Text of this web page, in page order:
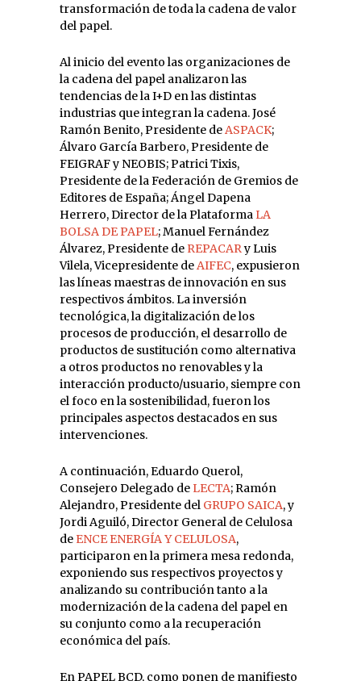
transformación de toda la cadena de valor
del papel.
Al inicio del evento las organizaciones de
la cadena del papel analizaron las
tendencias de la I+D en las distintas
industrias que integran la cadena. José
Ramón Benito, Presidente deASPACK;
Álvaro García Barbero, Presidente de
FEIGRAF y NEOBIS; Patrici Tixis,
Presidente de la Federación de Gremios de
Editores de España; Ángel Dapena
Herrero, Director de la Plataforma LA
BOLSA DE PAPEL; Manuel Fernández
Álvarez, Presidente de REPACARy Luis
Vilela, Vicepresidente deAIFEC, expusieron
las líneas maestras de innovación en sus
respectivos ámbitos. La inversión
tecnológica, la digitalización de los
procesos de producción, el desarrollo de
productos de sustitución como alternativa
a otros productos no renovables y la
interacción producto/usuario, siempre con
el foco en la sostenibilidad, fueron los
principales aspectos destacados en sus
intervenciones.
A continuación, Eduardo Querol,
Consejero Delegado de LECTA; Ramón
Alejandro, Presidente del GRUPO SAICA, y
Jordi Aguiló, Director General de Celulosa
de ENCE ENERGÍA Y CELULOSA,
participaron en la primera mesa redonda,
exponiendo sus respectivos proyectos y
analizando su contribución tanto a la
modernización de la cadena del papel en
su conjunto como a la recuperación
económica del país.
En PAPEL BCD, como ponen de manifiesto